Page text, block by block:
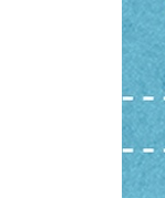
한빛
바